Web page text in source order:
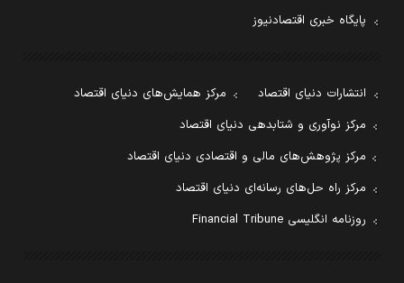
پایگاه خبری اقتصادنیوز
انتشارات دنیای اقتصاد
مرکز همایش‌های دنیای اقتصاد
مرکز نوآوری و شتابدهی دنیای اقتصاد
مرکز پژوهش‌های مالی و اقتصادی دنیای اقتصاد
مرکز راه حل‌های رسانه‌ای دنیای اقتصاد
روزنامه انگلیسی Financial Tribune